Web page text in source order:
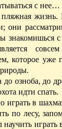
с нее…
жизнь.
они
знакомишься
которое уже
до озноба, до
идти спать.
играть в
по лесу,